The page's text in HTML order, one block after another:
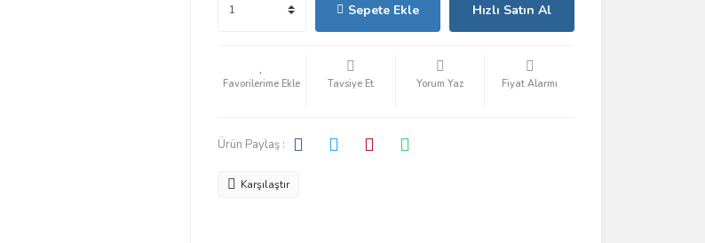
Sepete Ekle Hızlı Satın Al
Tavsiye Et Yorum Yaz Fiyat Alarmı
Ürün Paylaş :
Karşılaştır